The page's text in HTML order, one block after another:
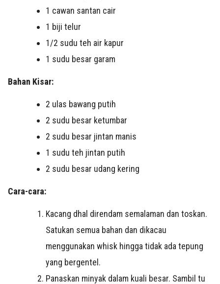
1 cawan santan cair
1 biji telur
1/2 sudu teh air kapur
1 sudu besar garam
Bahan Kisar:
2 ulas bawang putih
2 sudu besar ketumbar
2 sudu besar jintan manis
1 sudu teh jintan putih
2 sudu besar udang kering
Cara-cara:
Kacang dhal direndam semalaman dan toskan.
Satukan semua bahan dan dikacau
menggunakan whisk hingga tidak ada tepung
yang bergentel.
Panaskan minyak dalam kuali besar. Sambil tu